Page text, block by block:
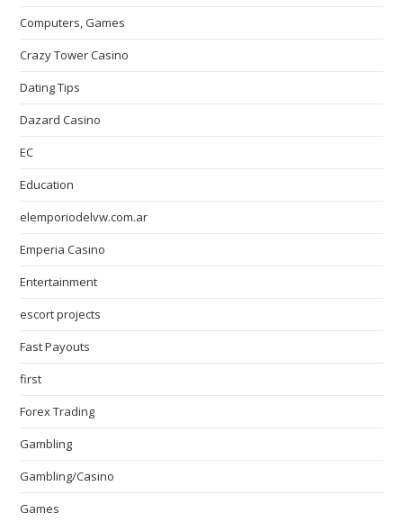
Computers, Games
Crazy Tower Сasino
Dating Tips
Dazard Casino
EC
Education
elemporiodelvw.com.ar
Emperia Casino
Entertainment
escort projects
Fast Payouts
first
Forex Trading
Gambling
Gambling/Casino
Games